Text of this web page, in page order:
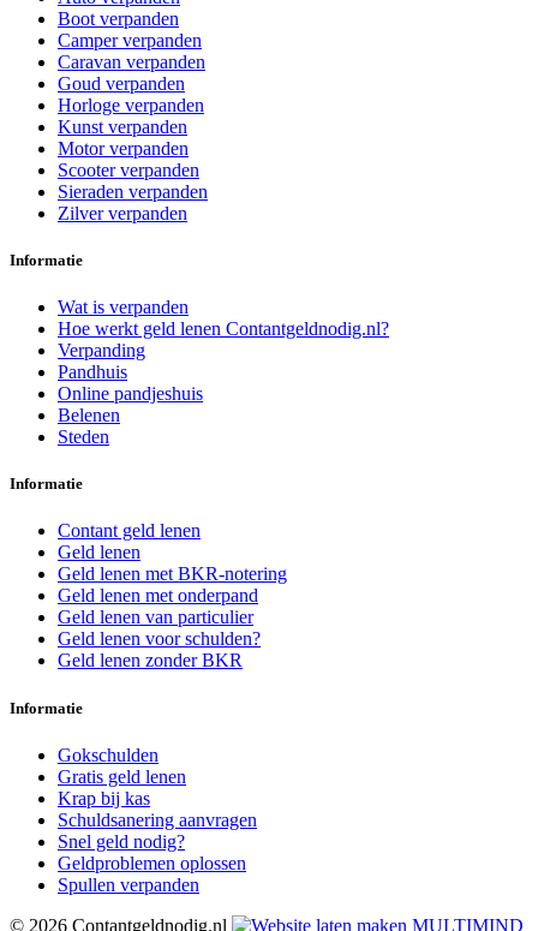
Boot verpanden
Camper verpanden
Caravan verpanden
Goud verpanden
Horloge verpanden
Kunst verpanden
Motor verpanden
Scooter verpanden
Sieraden verpanden
Zilver verpanden
Informatie
Wat is verpanden
Hoe werkt geld lenen Contantgeldnodig.nl?
Verpanding
Pandhuis
Online pandjeshuis
Belenen
Steden
Informatie
Contant geld lenen
Geld lenen
Geld lenen met BKR-notering
Geld lenen met onderpand
Geld lenen van particulier
Geld lenen voor schulden?
Geld lenen zonder BKR
Informatie
Gokschulden
Gratis geld lenen
Krap bij kas
Schuldsanering aanvragen
Snel geld nodig?
Geldproblemen oplossen
Spullen verpanden
© 2026 Contantgeldnodig.nl